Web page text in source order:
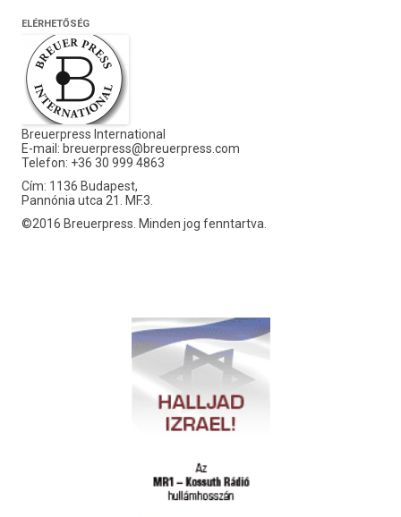
ELÉRHETŐSÉG
Breuerpress International
E-mail: breuerpress@breuerpress.com
Telefon: +36 30 999 4863
Cím: 1136 Budapest,
Pannónia utca 21. MF.3.
©2016 Breuerpress. Minden jog fenntartva.